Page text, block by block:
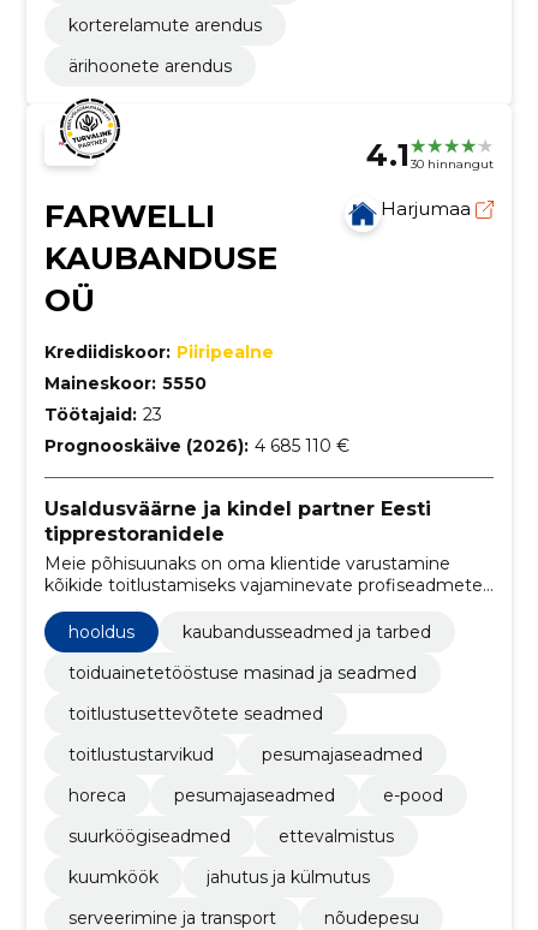
korterelamute arendus
ärihoonete arendus
4.1 30 hinnangut
FARWELLI
KAUBANDUSE
OÜ
Harjumaa
Krediidiskoor: Piiripealne
Maineskoor: 5550
Töötajaid: 23
Prognooskäive (2026): 4 685 110 €
Usaldusväärne ja kindel partner Eesti
tipprestoranidele
Meie põhisuunaks on oma klientide varustamine
kõikide toitlustamiseks vajaminevate profiseadmete
ja väikevahenditega.
hooldus
kaubandusseadmed ja tarbed
toiduainetetööstuse masinad ja seadmed
toitlustusettevõtete seadmed
toitlustustarvikud
pesumajaseadmed
horeca
pesumajaseadmed
e-pood
suurköögi­seadmed
ettevalmistus
kuumköök
jahutus ja külmutus
serveerimine ja transport
nõudepesu